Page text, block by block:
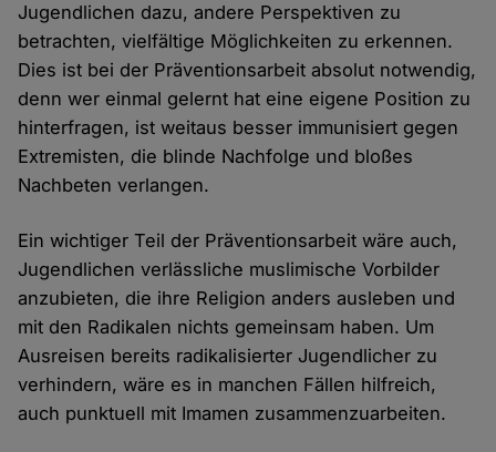
Jugendlichen dazu, andere Perspektiven zu
betrachten, vielfältige Möglichkeiten zu erkennen.
Dies ist bei der Präventionsarbeit absolut notwendig,
denn wer einmal gelernt hat eine eigene Position zu
hinterfragen, ist weitaus besser immunisiert gegen
Extremisten, die blinde Nachfolge und bloßes
Nachbeten verlangen.
Ein wichtiger Teil der Präventionsarbeit wäre auch,
Jugendlichen verlässliche muslimische Vorbilder
anzubieten, die ihre Religion anders ausleben und
mit den Radikalen nichts gemeinsam haben. Um
Ausreisen bereits radikalisierter Jugendlicher zu
verhindern, wäre es in manchen Fällen hilfreich,
auch punktuell mit Imamen zusammenzuarbeiten.